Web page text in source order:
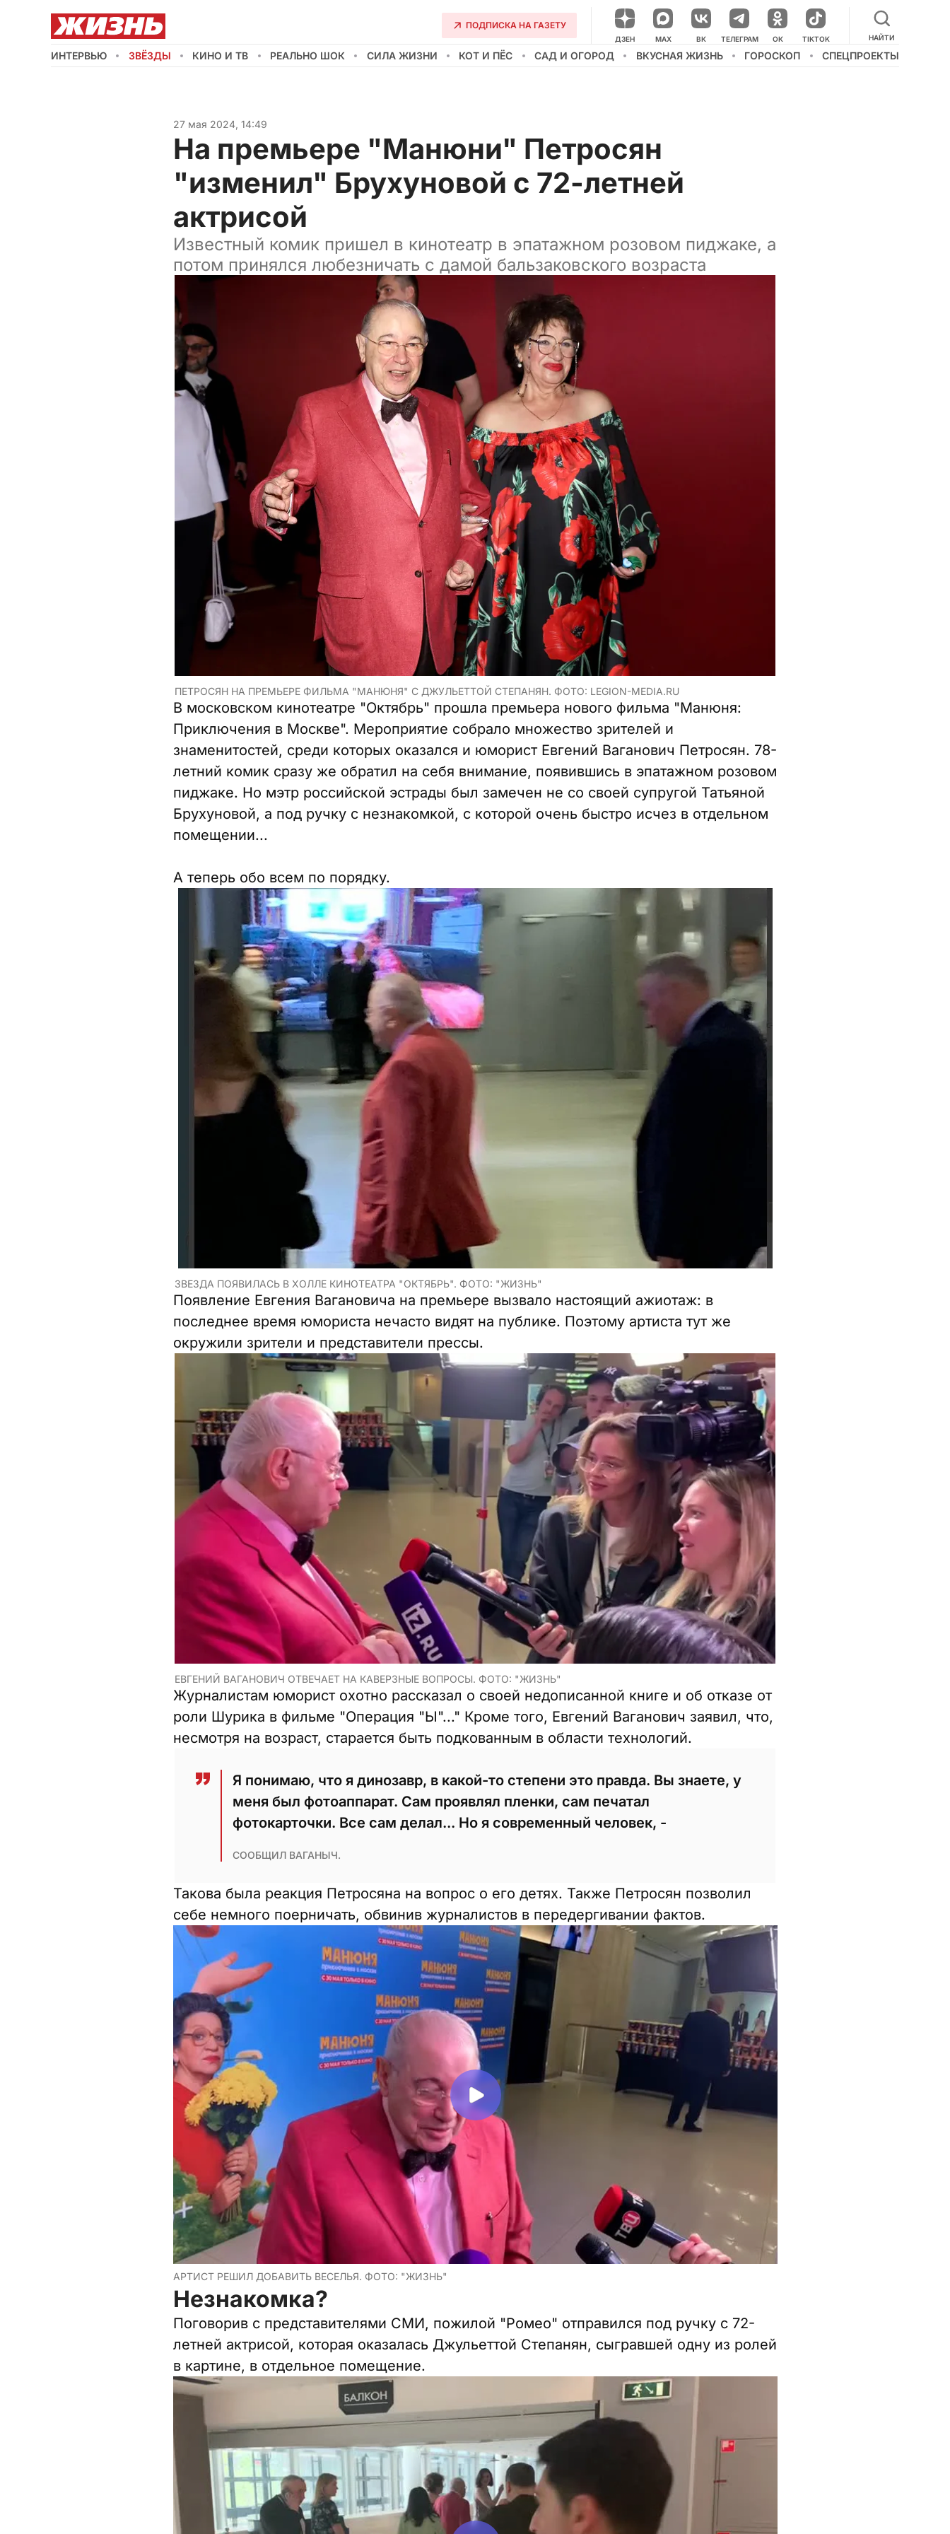
ПОДПИСКА НА ГАЗЕТУ
ДЗЕН НАШ КАНАЛ В МЕССЕНДЖЕРЕ
MAX ВК ТЕЛЕГРАМ ОК TIKTOK НАЙТИ
ИНТЕРВЬЮ ЗВЁЗДЫ КИНО И ТВ РЕАЛЬНО ШОК СИЛА ЖИЗНИ КОТ И ПЁС САД И ОГОРОД ВКУСНАЯ ЖИЗНЬ ГОРОСКОП СПЕЦПРОЕКТЫ
27 мая 2024, 14:49
На премьере "Манюни" Петросян
"изменил" Брухуновой с 72-летней
актрисой
Известный комик пришел в кинотеатр в эпатажном розовом пиджаке, а
потом принялся любезничать с дамой бальзаковского возраста
ПЕТРОСЯН НА ПРЕМЬЕРЕ ФИЛЬМА "МАНЮНЯ" С ДЖУЛЬЕТТОЙ СТЕПАНЯН. ФОТО: LEGION-MEDIA.RU
В московском кинотеатре "Октябрь" прошла премьера нового фильма "Манюня:
Приключения в Москве". Мероприятие собрало множество зрителей и
знаменитостей, среди которых оказался и юморист Евгений Ваганович Петросян. 78-
летний комик сразу же обратил на себя внимание, появившись в эпатажном розовом
пиджаке. Но мэтр российской эстрады был замечен не со своей супругой Татьяной
Брухуновой, а под ручку с незнакомкой, с которой очень быстро исчез в отдельном
помещении...
А теперь обо всем по порядку.
ЗВЕЗДА ПОЯВИЛАСЬ В ХОЛЛЕ КИНОТЕАТРА "ОКТЯБРЬ". ФОТО: "ЖИЗНЬ"
Появление Евгения Вагановича на премьере вызвало настоящий ажиотаж: в
последнее время юмориста нечасто видят на публике. Поэтому артиста тут же
окружили зрители и представители прессы.
ЕВГЕНИЙ ВАГАНОВИЧ ОТВЕЧАЕТ НА КАВЕРЗНЫЕ ВОПРОСЫ. ФОТО: "ЖИЗНЬ"
Журналистам юморист охотно рассказал о своей недописанной книге и об отказе от
роли Шурика в фильме "Операция "Ы"..." Кроме того, Евгений Ваганович заявил, что,
несмотря на возраст, старается быть подкованным в области технологий.
Я понимаю, что я динозавр, в какой-то степени это правда. Вы знаете, у
меня был фотоаппарат. Сам проявлял пленки, сам печатал
фотокарточки. Все сам делал... Но я современный человек, -
СООБЩИЛ ВАГАНЫЧ.
Такова была реакция Петросяна на вопрос о его детях. Также Петросян позволил
себе немного поерничать, обвинив журналистов в передергивании фактов.
АРТИСТ РЕШИЛ ДОБАВИТЬ ВЕСЕЛЬЯ. ФОТО: "ЖИЗНЬ"
Незнакомка?
Поговорив с представителями СМИ, пожилой "Ромео" отправился под ручку с 72-
летней актрисой, которая оказалась Джульеттой Степанян, сыгравшей одну из ролей
в картине, в отдельное помещение.